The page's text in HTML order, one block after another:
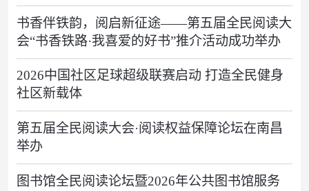
书香伴铁韵，阅启新征途——第五届全民阅读大
会“书香铁路·我喜爱的好书”推介活动成功举办
2026中国社区足球超级联赛启动 打造全民健身
社区新载体
第五届全民阅读大会·阅读权益保障论坛在南昌
举办
图书馆全民阅读论坛暨2026年公共图书馆服务